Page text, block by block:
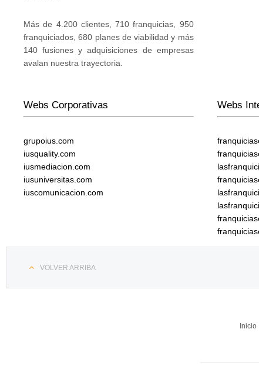
Más de 4.200 clientes, 710 franquicias, 950
franquiciados, 680 planes de viabilidad y más
140 fusiones y adquisiciones de empresas
avalan nuestra trayectoria.
Webs Corporativas
grupoius.com
iusquality.com
iusmediacion.com
iusuniversitas.com
iuscomunicacion.com
Webs
VOLVER ARRIBA
Inicio